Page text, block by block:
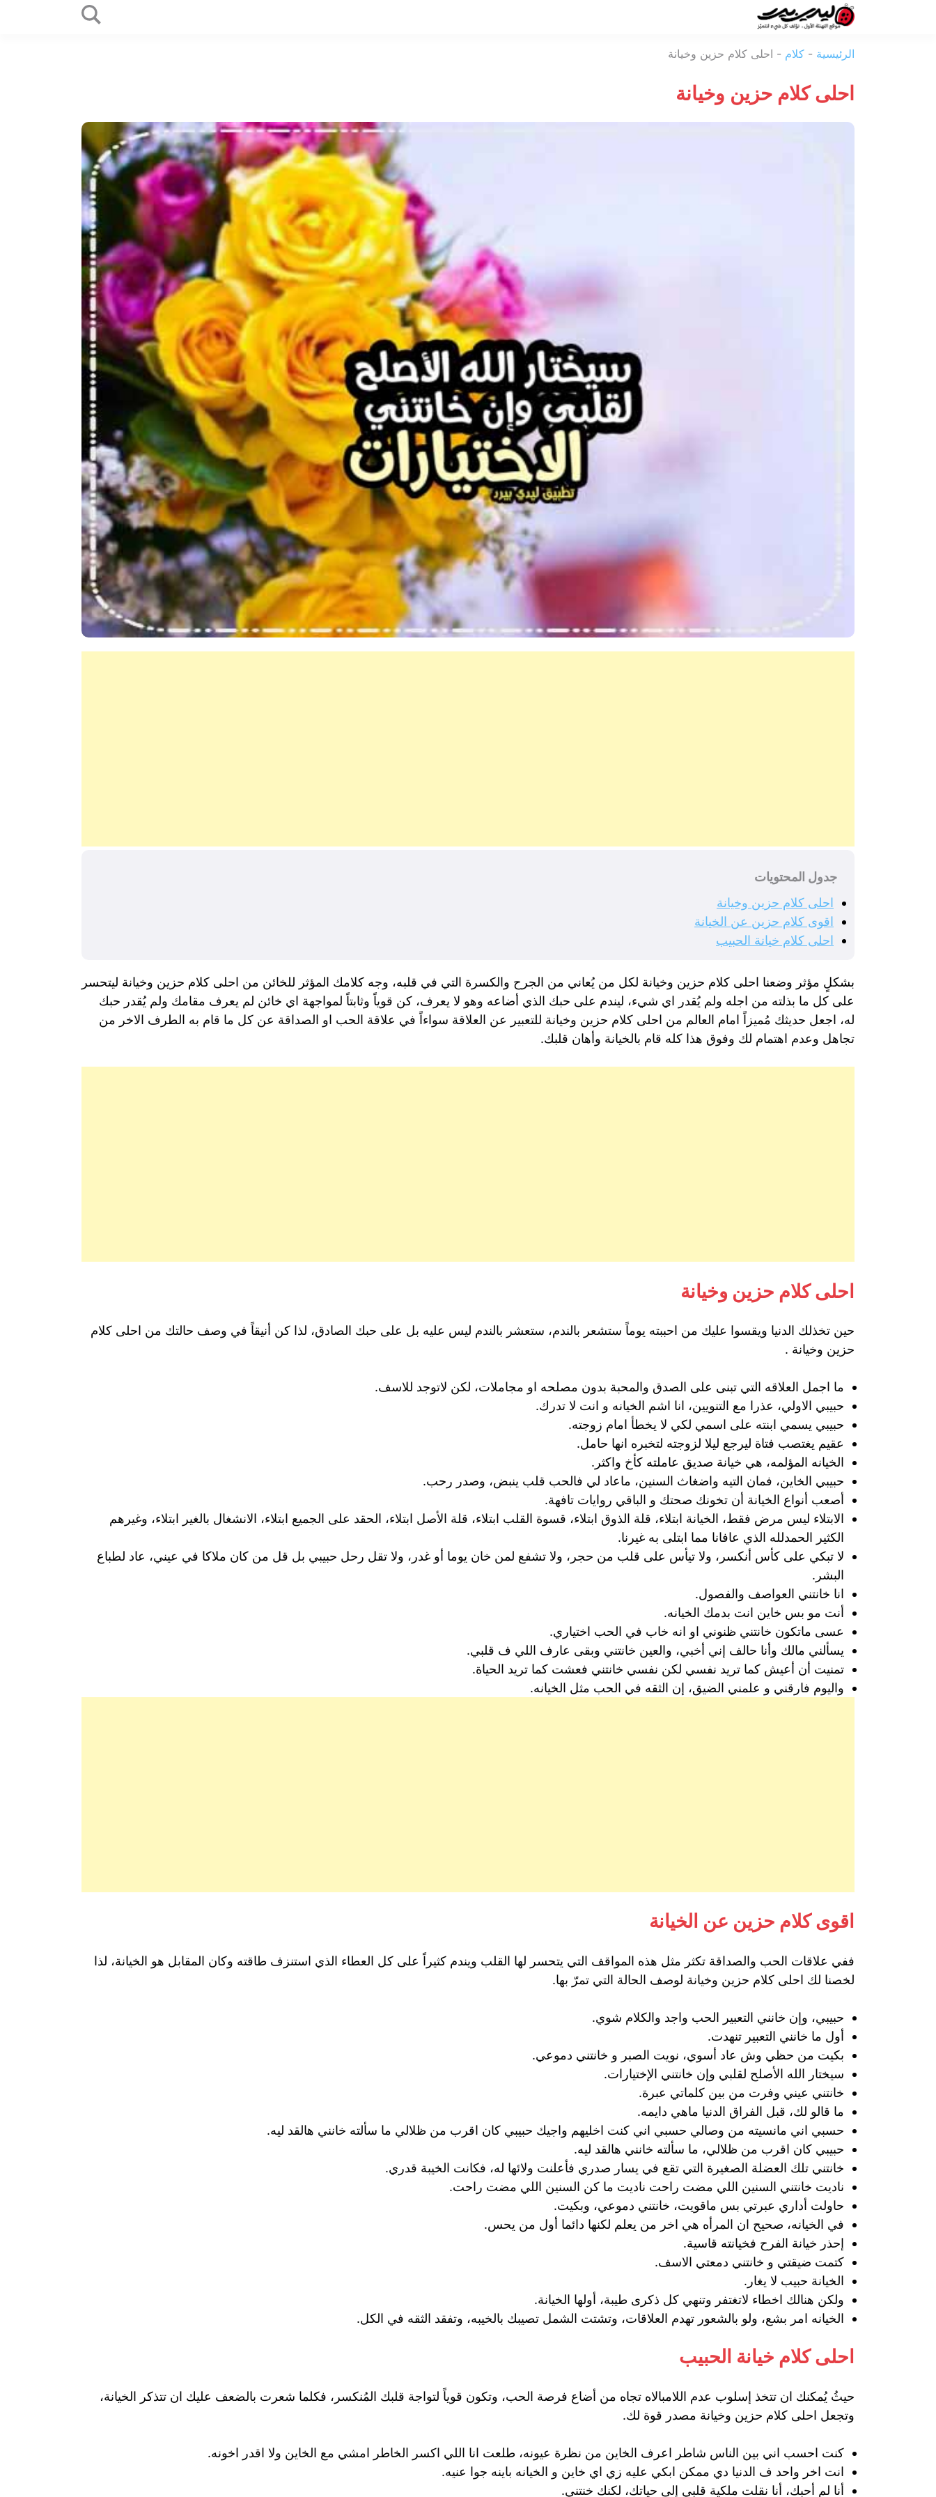
بيرد
الرئيسية - كلام - احلى كلام حزين وخيانة
احلى كلام حزين وخيانة
جدول المحتويات
احلى كلام حزين وخيانة
اقوى كلام حزين عن الخيانة
احلى كلام خيانة الحبيب
بشكلٍ مؤثر وضعنا احلى كلام حزين وخيانة لكل من يُعاني من الجرح والكسرة التي في قلبه، وجه كلامك المؤثر للخائن من احلى كلام حزين وخيانة ليتحسر
على كل ما بذلته من اجله ولم يُقدر اي شيء، ليندم على حبك الذي أضاعه وهو لا يعرف، كن قوياً وثابتاً لمواجهة اي خائن لم يعرف مقامك ولم يُقدر حبك
له، اجعل حديثك مُميزاً امام العالم من احلى كلام حزين وخيانة للتعبير عن العلاقة سواءاً في علاقة الحب او الصداقة عن كل ما قام به الطرف الاخر من
تجاهل وعدم اهتمام لك وفوق هذا كله قام بالخيانة وأهان قلبك.
احلى كلام حزين وخيانة
حين تخذلك الدنيا ويقسوا عليك من احببته يوماً ستشعر بالندم، ستعشر بالندم ليس عليه بل على حبك الصادق، لذا كن أنيقاً في وصف حالتك من احلى كلام
حزين وخيانة .
ما اجمل العلاقه التي تبنى على الصدق والمحبة بدون مصلحه او مجاملات، لكن لاتوجد للاسف.
حبيبي الاولي، عذرا مع التنويين، انا اشم الخيانه و انت لا تدرك.
حبيبي يسمي ابنته على اسمي لكي لا يخطأ امام زوجته.
عقيم يغتصب فتاة ليرجع ليلا لزوجته لتخبره انها حامل.
الخيانه المؤلمه، هي خيانة صديق عاملته كأخ واكثر.
حبيبي الخاين، فمان التيه واضغاث السنين، ماعاد لي فالحب قلب ينبض، وصدر رحب.
أصعب أنواع الخيانة أن تخونك صحتك و الباقي روايات تافهة.
الابتلاء ليس مرض فقط، الخيانة ابتلاء، قلة الذوق ابتلاء، قسوة القلب ابتلاء، قلة الأصل ابتلاء، الحقد على الجميع ابتلاء، الانشغال بالغير ابتلاء، وغيرهم
الكثير الحمدلله الذي عافانا مما ابتلى به غيرنا.
لا تبكي على كأس أنكسر، ولا تيأس على قلب من حجر، ولا تشفع لمن خان يوما أو غدر، ولا تقل رحل حبيبي بل قل من كان ملاكا في عيني، عاد لطباع
البشر.
انا خانتني العواصف والفصول.
أنت مو بس خاين انت بدمك الخيانه.
عسى ماتكون خانتني ظنوني او انه خاب في الحب اختياري.
يسألني مالك وأنا حالف إني أخبي، والعين خانتني وبقى عارف اللي ف قلبي.
تمنيت أن أعيش كما تريد نفسي لكن نفسي خانتني فعشت كما تريد الحياة.
واليوم فارقني و علمني الضيق، إن الثقه في الحب مثل الخيانه.
اقوى كلام حزين عن الخيانة
ففي علاقات الحب والصداقة تكثر مثل هذه المواقف التي يتحسر لها القلب ويندم كثيراً على كل العطاء الذي استنزف طاقته وكان المقابل هو الخيانة، لذا
لخصنا لك احلى كلام حزين وخيانة لوصف الحالة التي تمرّ بها.
حبيبي، وإن خانني التعبير الحب واجد والكلام شوي.
أول ما خانني التعبير تنهدت.
بكيت من حظي وش عاد أسوي، نويت الصبر و خانتني دموعي.
سيختار الله الأصلح لقلبي وإن خانتني الإختيارات.
خانتني عيني وفرت من بين كلماتي عبرة.
ما قالو لك، قبل الفراق الدنيا ماهي دايمه.
حسبي اني مانسيته من وصالي حسبي اني كنت اخليهم واجيك حبيبي كان اقرب من ظلالي ما سألته خانني هالقد ليه.
حبيبي كان اقرب من ظلالي، ما سألته خانني هالقد ليه.
خانتني تلك العضلة الصغيرة التي تقع في يسار صدري فأعلنت ولائها له، فكانت الخيبة قدري.
ناديت خانتني السنين اللي مضت راحت ناديت ما كن السنين اللي مضت راحت.
حاولت أداري عبرتي بس ماقويت، خانتني دموعي، وبكيت.
في الخيانه، صحيح ان المرأه هي اخر من يعلم لكنها دائما أول من يحس.
إحذر خيانة الفرح فخيانته قاسية.
كتمت ضيقتي و خانتني دمعتي الاسف.
الخيانة حبيب لا يغار.
ولكن هنالك اخطاء لاتغتفر وتنهي كل ذكرى طيبة، أولها الخيانة.
الخيانه امر بشع، ولو بالشعور تهدم العلاقات، وتشتت الشمل تصيبك بالخيبه، وتفقد الثقه في الكل.
احلى كلام خيانة الحبيب
حيثُ يُمكنك ان تتخذ إسلوب عدم اللامبالاه تجاه من أضاع فرصة الحب، وتكون قوياً لتواجة قلبك المُنكسر، فكلما شعرت بالضعف عليك ان تتذكر الخيانة،
وتجعل احلى كلام حزين وخيانة مصدر قوة لك.
كنت احسب اني بين الناس شاطر اعرف الخاين من نظرة عيونه، طلعت انا اللي اكسر الخاطر امشي مع الخاين ولا اقدر اخونه.
انت اخر واحد ف الدنيا دي ممكن ابكي عليه زي اي خاين و الخيانه باينه جوا عنيه.
أنا لم أحبك، أنا نقلت ملكية قلبي إلى حياتك، لكنك خنتني.